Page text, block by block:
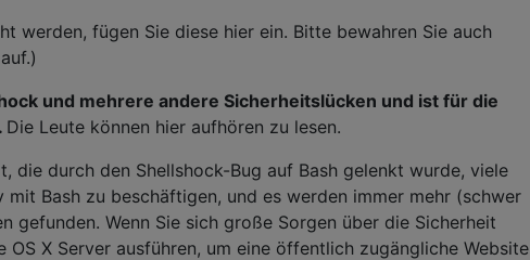
werden, fügen Sie diese hier ein. Bitte bewahren Sie auch
und mehrere andere Sicherheitslücken und ist für die
Die Leute können hier aufhören zu lesen.
die durch den Shellshock-Bug auf Bash gelenkt wurde, viele
mit Bash zu beschäftigen, und es werden immer mehr (schwer
gefunden. Wenn Sie sich große Sorgen über die Sicherheit
OS X Server ausführen, um eine öffentlich zugängliche Website